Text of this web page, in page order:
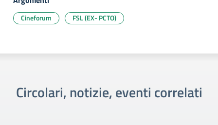
Cineforum FSL (EX- PCTO)
Circolari, notizie, eventi correlati